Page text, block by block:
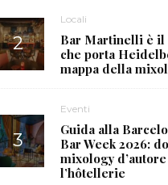
Locali
Bar Martinelli è il
che porta
mappa della
Eventi
Guida alla
Bar Week 2026:
mixology
l’hôtellerie